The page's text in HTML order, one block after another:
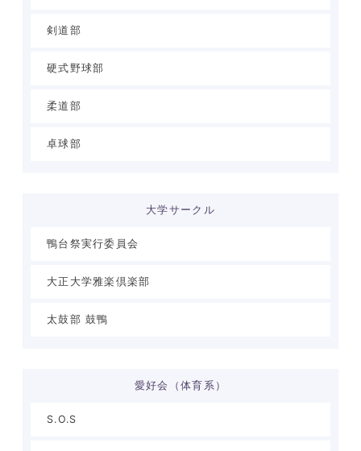
剣道部
硬式野球部
柔道部
卓球部
大学サークル
鴨台祭実行委員会
大正大学雅楽倶楽部
太鼓部 鼓鴨
愛好会（体育系）
S.O.S